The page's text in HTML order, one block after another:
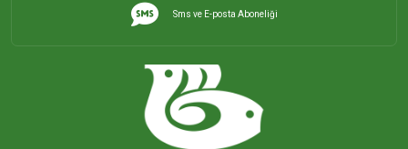
KÜLEFLİ MAHALLESİ
LEVENT MAHALLESİ
MAHBUBELER MAHALLESİ
Sms ve E-posta Aboneliği